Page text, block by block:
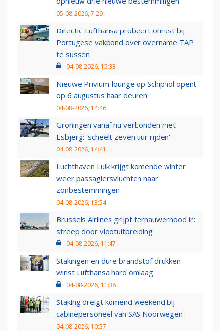
05-08-2026, 7:29
Directie Lufthansa probeert onrust bij
Portugese vakbond over overname TAP
te sussen
04-08-2026, 15:33
Nieuwe Privium-lounge op Schiphol opent
op 6 augustus haar deuren
04-08-2026, 14:46
Groningen vanaf nu verbonden met
Esbjerg: 'scheelt zeven uur rijden'
04-08-2026, 14:41
Luchthaven Luik krijgt komende winter
weer passagiersvluchten naar
zonbestemmingen
04-08-2026, 13:54
Brussels Airlines grijpt ternauwernood in:
streep door vlootuitbreiding
04-08-2026, 11:47
Stakingen en dure brandstof drukken
winst Lufthansa hard omlaag
04-08-2026, 11:38
Staking dreigt komend weekend bij
cabinepersoneel van SAS Noorwegen
04-08-2026, 10:57